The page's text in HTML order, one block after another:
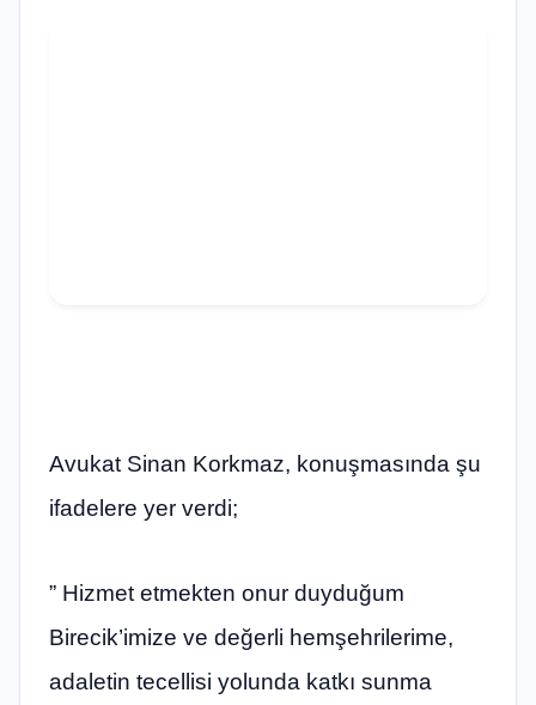
Avukat Sinan Korkmaz, konuşmasında şu
ifadelere yer verdi;
” Hizmet etmekten onur duyduğum
Birecik’imize ve değerli hemşehrilerime,
adaletin tecellisi yolunda katkı sunma